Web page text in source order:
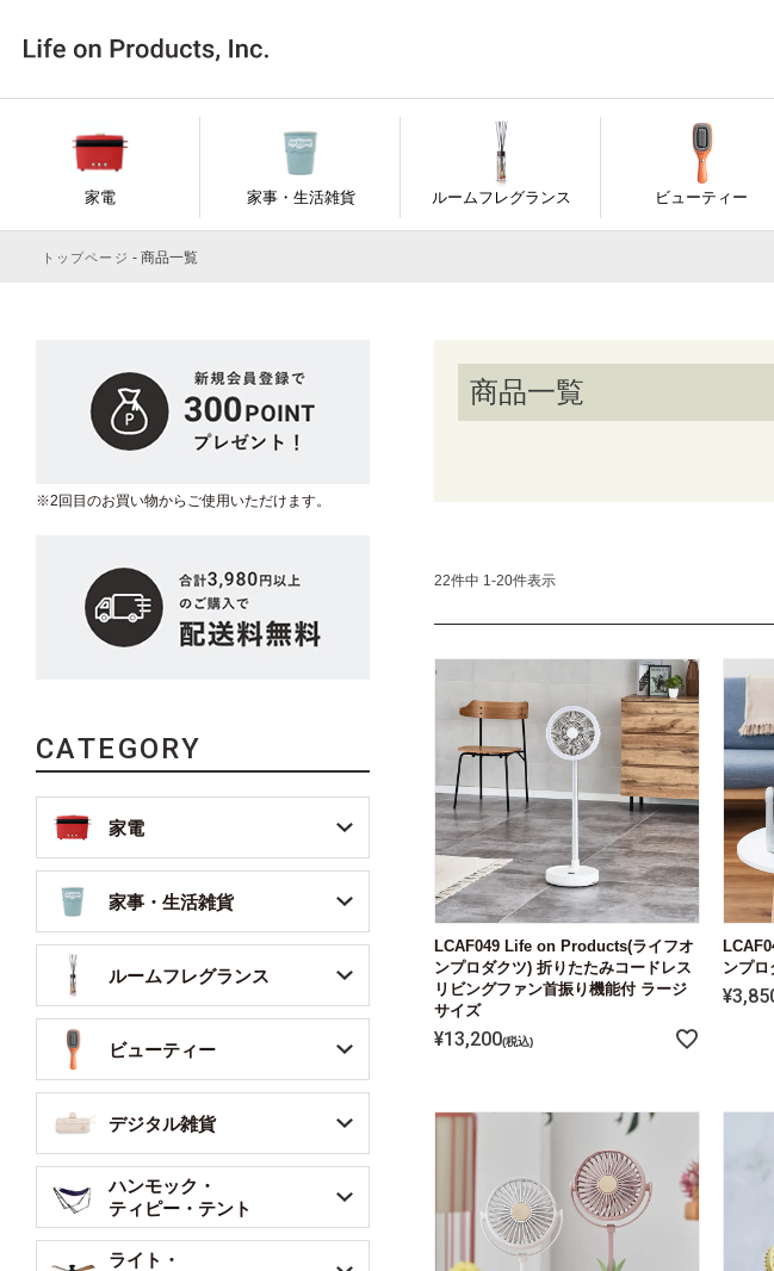
家電 家事・生活雑貨 ルームフレグランス ビューティー
トップページ 商品一覧
※2回目のお買い物からご使用いただけます。
CATEGORY
家電
家事・生活雑貨
ルームフレグランス
ビューティー
デジタル雑貨
ハンモック・
ティピー・テント
ライト・
商品一覧
検索
22件中 1-20件表示
LCAF049 Life on Products(ライフオ
ンプロダクツ) 折りたたみコードレス
リビングファン首振り機能付 ラージ
サイズ
¥13,200 税込
ンプロ
¥